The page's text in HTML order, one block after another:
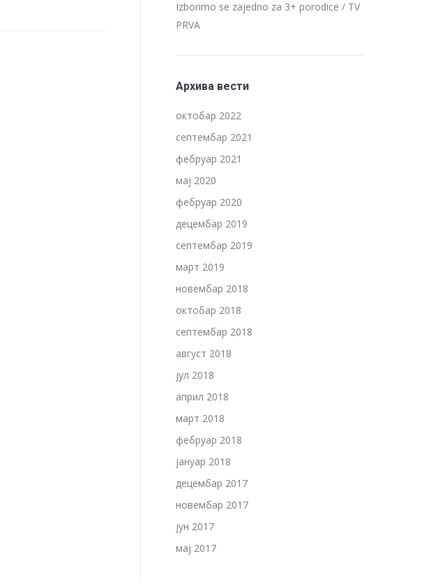
Izborimo se zajedno za 3+ porodice / TV
PRVA
Архива вести
октобар 2022
септембар 2021
фебруар 2021
мај 2020
фебруар 2020
децембар 2019
септембар 2019
март 2019
новембар 2018
октобар 2018
септембар 2018
август 2018
јул 2018
април 2018
март 2018
фебруар 2018
јануар 2018
децембар 2017
новембар 2017
јун 2017
мај 2017